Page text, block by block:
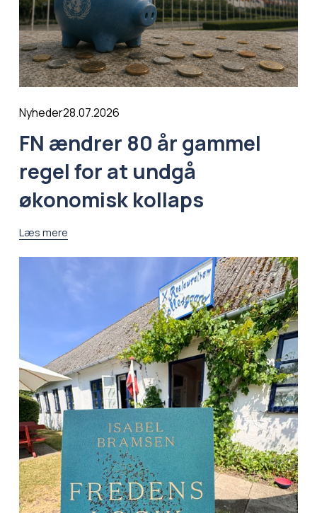
Nyheder28.07.2026
FN ændrer 80 år gammel
regel for at undgå
økonomisk kollaps
Læs mere